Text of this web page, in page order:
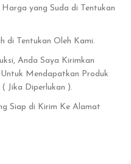
Harga yang Suda di Tentukan
di Tentukan Oleh Kami.
Anda Saya Kirimkan
Mendapatkan Produk
Jika Diperlukan ).
Siap di Kirim Ke Alamat